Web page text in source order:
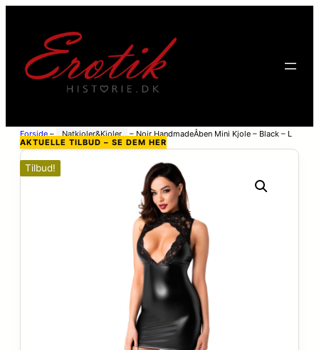
Forside– Natkjoler&Kjoler –Noir HandmadeÅben Mini Kjole – Black – L
AKTUELLE TILBUD – SE DEM HER
Tilbud!